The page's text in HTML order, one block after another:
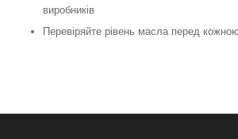
виробників
Перевіряйте рівень масла перед